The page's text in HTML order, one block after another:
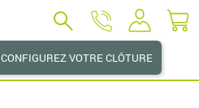
CONFIGUREZ VOTRE CLÔTURE